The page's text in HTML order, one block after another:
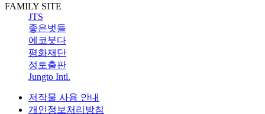
FAMILY SITE
JTS
좋은벗들
에코붓다
평화재단
정토출판
Jungto Intl.
저작물 사용 안내
개인정보처리방침